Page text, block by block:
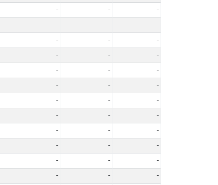
- -
-
- -
-
- -
-
- -
-
- -
-
- -
-
- -
-
- -
-
- -
-
- -
-
- -
-
- -
-